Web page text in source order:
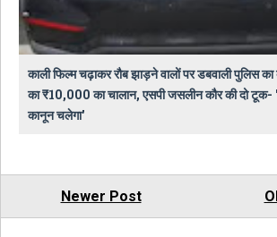
काली फिल्म चढ़ाकर रौब झाड़ने वालों पर डबवाली पुलिस का
का ₹10,000 का चालान, एसपी जसलीन कौर की दो
कानून चलेगा'
Newer Post